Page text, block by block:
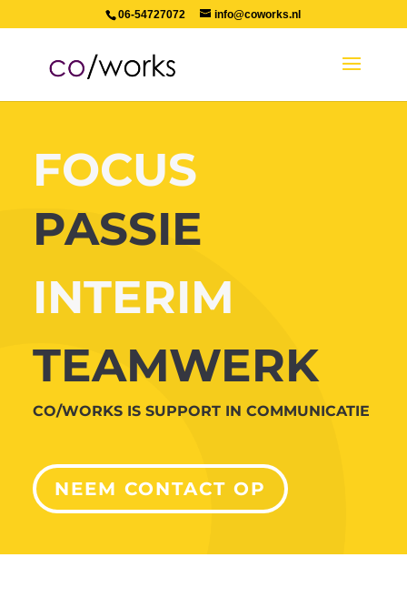
06-54727072 info@coworks.nl
FOCUS
PASSIE
INTERIM
TEAMWERK
CO/WORKS IS SUPPORT IN COMMUNICATIE
NEEM CONTACT OP